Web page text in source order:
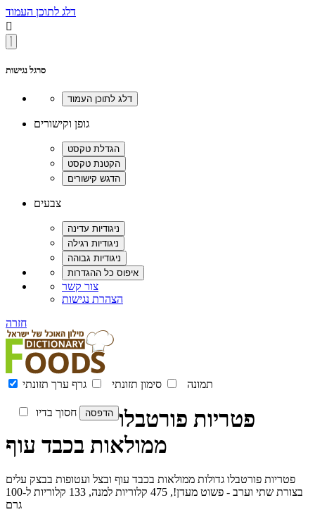
דלג לתוכן העמוד

סרגל נגישות
גופן וקישורים
צבעים
צור קשר
הצהרת נגישות
חזרה
תמונה סימון תזונתי גרף ערך תזונתי
חסוך בדיו
פטריות פורטבלו
ממולאות בכבד עוף
פטריות פורטבלו גדולות ממולאות בכבד עוף ובצל ועטופות בבצק עלים
בצורת שתי וערב - פשוט מעדן!, 475 קלוריות למנה, 133 קלוריות ל-100
גרם